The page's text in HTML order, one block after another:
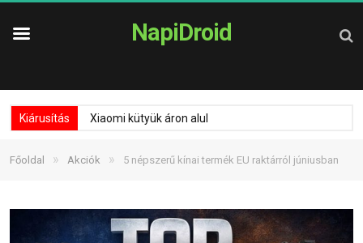
NapiDroid
Kiárusítás Xiaomi kütyük áron alul
Főoldal » Akciók » 5 népszerű kínai termék EU raktárról júniusban